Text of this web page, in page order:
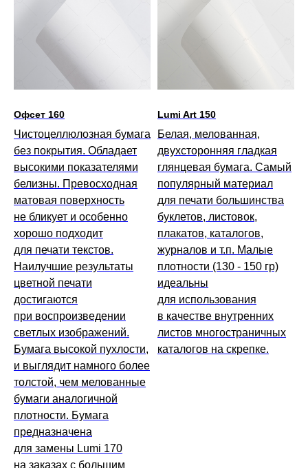
Офсет 160
Чистоцеллюлозная бумага
без покрытия. Обладает
высокими показателями
белизны. Превосходная
матовая поверхность
не бликует и особенно
хорошо подходит
для печати текстов.
Наилучшие результаты
цветной печати
достигаются
при воспроизведении
светлых изображений.
Бумага высокой пухлости,
и выглядит намного более
толстой, чем мелованные
бумаги аналогичной
плотности. Бумага
предназначена
для замены Lumi 170
на заказах с большим
Lumi Art 150
Белая, мелованная,
двухсторонняя гладкая
глянцевая бумага. Самый
популярный материал
для печати большинства
буклетов, листовок,
плакатов, каталогов,
журналов и т.п. Малые
плотности (130 - 150 гр)
идеальны
для использования
в качестве внутренних
листов многостраничных
каталогов на скрепке.